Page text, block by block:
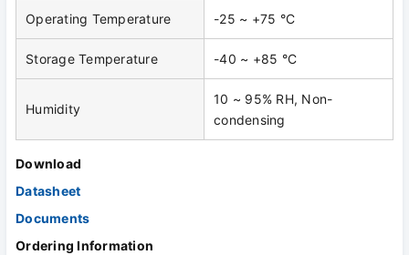
Operating Temperature -25 ~ +75 °C
Storage Temperature -40 ~ +85 °C
Humidity
10 ~ 95% RH, Non-
condensing
Download
Datasheet
Documents
Ordering Information